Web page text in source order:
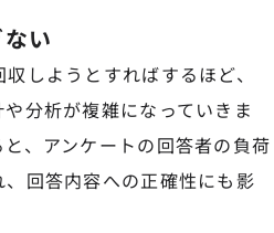
い
しようとすればするほど、
分析が複雑になっていきま
、アンケートの回答者の負荷
回答内容への正確性にも影